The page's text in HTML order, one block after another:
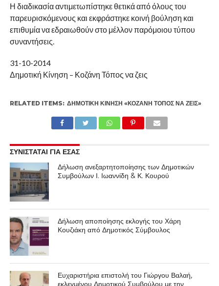
Η διαδικασία αντιμετωπίστηκε θετικά από όλους του
παρευρισκόμενους και εκφράστηκε κοινή βούληση και
επιθυμία να εδραιωθούν στο μέλλον παρόμοιου τύπου
συναντήσεις.
31-10-2014
Δημοτική Κίνηση – Κοζάνη Τόπος να ζεις
RELATED ITEMS: ΔΗΜΟΤΙΚΉ ΚΊΝΗΣΗ «ΚΟΖΆΝΗ ΤΌΠΟΣ ΝΑ ΖΕΙΣ»
ΣΥΝΙΣΤΑΤΑΙ ΓΙΑ ΕΣΑΣ
Δήλωση ανεξαρτητοποίησης των Δημοτικών
Συμβούλων Ι. Ιωαννίδη & Κ. Κουρού
Δήλωση αποποίησης εκλογής του Χάρη
Κουζιάκη από Δημοτικός Σύμβουλος
Ευχαριστήρια επιστολή του Γιώργου Βαλαή,
εκλεγμένου Δημοτικού Συμβούλου με την